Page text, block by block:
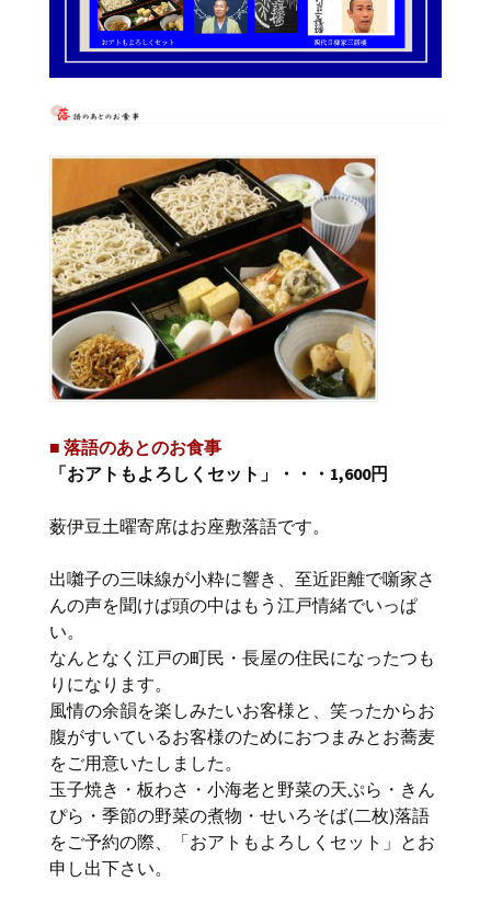
■ 落語のあとのお食事
「おアトもよろしくセット」・・・1,600円
薮伊豆土曜寄席はお座敷落語です。
出囃子の三味線が小粋に響き、至近距離で噺家さ
んの声を聞けば頭の中はもう江戸情緒でいっぱ
い。
なんとなく江戸の町民・長屋の住民になったつも
りになります。
風情の余韻を楽しみたいお客様と、笑ったからお
腹がすいているお客様のためにおつまみとお蕎麦
をご用意いたしました。
玉子焼き・板わさ・小海老と野菜の天ぷら・きん
ぴら・季節の野菜の煮物・せいろそば(二枚)落語
をご予約の際、「おアトもよろしくセット」とお
申し出下さい。